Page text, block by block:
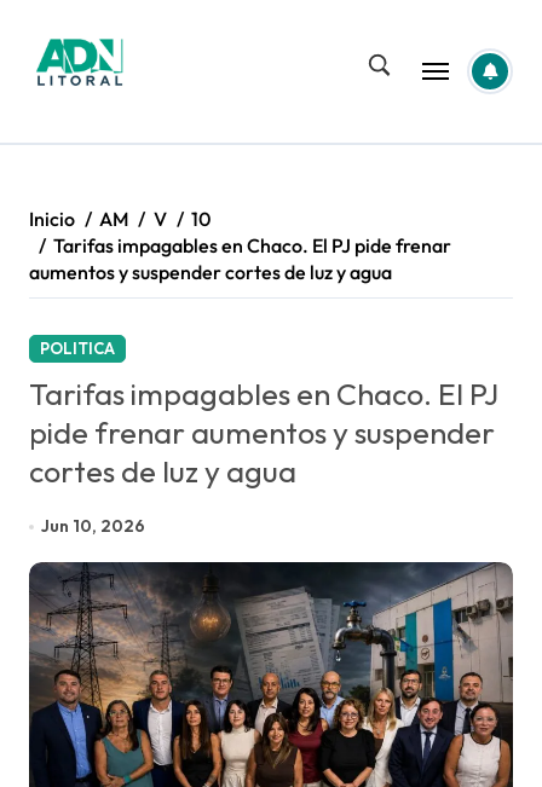
contenido
Inicio AM V
10
Tarifas impagables en Chaco. El PJ pide frenar
aumentos y suspender cortes de luz y agua
POLITICA
Tarifas impagables en Chaco. El PJ
pide frenar aumentos y suspender
cortes de luz y agua
Jun 10, 2026